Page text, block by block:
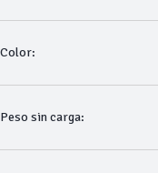
Color:
Peso sin carga: